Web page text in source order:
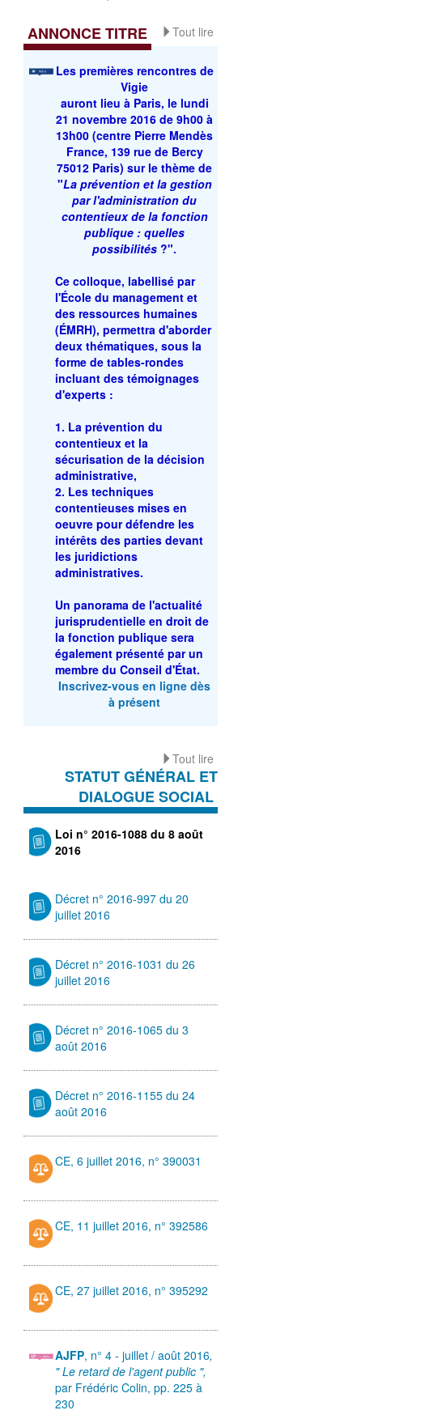
Tout lire
ANNONCE TITRE
Les premières rencontres de
Vigie
auront lieu à Paris, le lundi
21 novembre 2016 de 9h00 à
13h00 (centre Pierre Mendès
France, 139 rue de Bercy
75012 Paris) sur le thème de
"La prévention et la gestion
par l'administration du
contentieux de la fonction
publique : quelles
possibilités ?".
Ce colloque, labellisé par
l'École du management et
des ressources humaines
(ÉMRH), permettra d'aborder
deux thématiques, sous la
forme de tables-rondes
incluant des témoignages
d'experts :
1. La prévention du
contentieux et la
sécurisation de la décision
administrative,
2. Les techniques
contentieuses mises en
oeuvre pour défendre les
intérêts des parties devant
les juridictions
administratives.
Un panorama de l'actualité
jurisprudentielle en droit de
la fonction publique sera
également présenté par un
membre du Conseil d'État.
Inscrivez-vous en ligne dès
à présent
Tout lire
STATUT GÉNÉRAL ET
DIALOGUE SOCIAL
Loi n° 2016-1088 du 8 août
2016
Décret n° 2016-997 du 20
juillet 2016
Décret n° 2016-1031 du 26
juillet 2016
Décret n° 2016-1065 du 3
août 2016
Décret n° 2016-1155 du 24
août 2016
CE, 6 juillet 2016, n° 390031
CE, 11 juillet 2016, n° 392586
CE, 27 juillet 2016, n° 395292
AJFP, n° 4 - juillet / août 2016,
" Le retard de l'agent public ",
par Frédéric Colin, pp. 225 à
230